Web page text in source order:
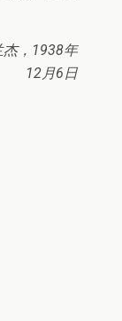
杰，1938年
12月6日